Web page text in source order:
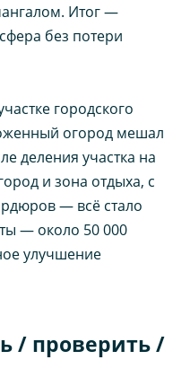
Итог —
без потери
городского
огород мешал
деления участка на
и зона отдыха, с
— всё стало
— около 50 000
улучшение
/ проверить /